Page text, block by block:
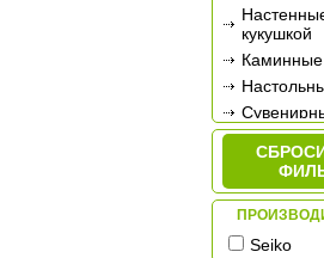
кукушкой
Seiko